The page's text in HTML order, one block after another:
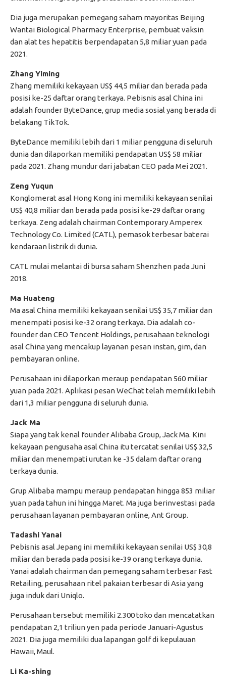
Dia juga merupakan pemegang saham mayoritas Beijing
Wantai Biological Pharmacy Enterprise, pembuat vaksin
dan alat tes hepatitis berpendapatan 5,8 miliar yuan pada
2021.
Zhang Yiming
Zhang memiliki kekayaan US$ 44,5 miliar dan berada pada
posisi ke-25 daftar orang terkaya. Pebisnis asal China ini
adalah founder ByteDance, grup media sosial yang berada di
belakang TikTok.
ByteDance memiliki lebih dari 1 miliar pengguna di seluruh
dunia dan dilaporkan memiliki pendapatan US$ 58 miliar
pada 2021. Zhang mundur dari jabatan CEO pada Mei 2021.
Zeng Yuqun
Konglomerat asal Hong Kong ini memiliki kekayaan senilai
US$ 40,8 miliar dan berada pada posisi ke-29 daftar orang
terkaya. Zeng adalah chairman Contemporary Amperex
Technology Co. Limited (CATL), pemasok terbesar baterai
kendaraan listrik di dunia.
CATL mulai melantai di bursa saham Shenzhen pada Juni
2018.
Ma Huateng
Ma asal China memiliki kekayaan senilai US$ 35,7 miliar dan
menempati posisi ke-32 orang terkaya. Dia adalah co-
founder dan CEO Tencent Holdings, perusahaan teknologi
asal China yang mencakup layanan pesan instan, gim, dan
pembayaran online.
Perusahaan ini dilaporkan meraup pendapatan 560 miliar
yuan pada 2021. Aplikasi pesan WeChat telah memiliki lebih
dari 1,3 miliar pengguna di seluruh dunia.
Jack Ma
Siapa yang tak kenal founder Alibaba Group, Jack Ma. Kini
kekayaan pengusaha asal China itu tercatat senilai US$ 32,5
miliar dan menempati urutan ke -35 dalam daftar orang
terkaya dunia.
Grup Alibaba mampu meraup pendapatan hingga 853 miliar
yuan pada tahun ini hingga Maret. Ma juga berinvestasi pada
perusahaan layanan pembayaran online, Ant Group.
Tadashi Yanai
Pebisnis asal Jepang ini memiliki kekayaan senilai US$ 30,8
miliar dan berada pada posisi ke-39 orang terkaya dunia.
Yanai adalah chairman dan pemegang saham terbesar Fast
Retailing, perusahaan ritel pakaian terbesar di Asia yang
juga induk dari Uniqlo.
Perusahaan tersebut memiliki 2.300 toko dan mencatatkan
pendapatan 2,1 triliun yen pada periode Januari-Agustus
2021. Dia juga memiliki dua lapangan golf di kepulauan
Hawaii, Maul.
Li Ka-shing